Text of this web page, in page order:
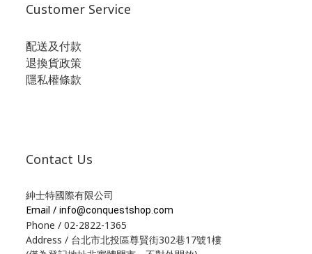
Customer Service
配送及付款
退換貨政策
隱私權條款
Contact Us
紳士特國際有限公司
Email / info@conquestshop.com
Phone / 02-2822-1365
Address / 台北市北投區尊賢街302巷17號1樓